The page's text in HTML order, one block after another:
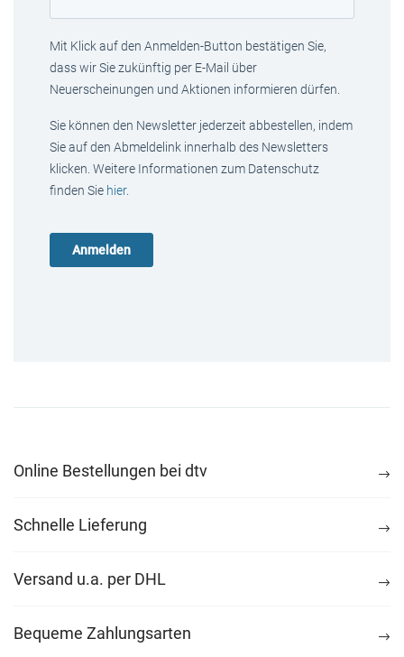
Mit Klick auf den Anmelden-Button bestätigen Sie,
dass wir Sie zukünftig per E-Mail über
Neuerscheinungen und Aktionen informieren dürfen.
Sie können den Newsletter jederzeit abbestellen, indem
Sie auf den Abmeldelink innerhalb des Newsletters
klicken. Weitere Informationen zum Datenschutz
finden Sie hier.
Online Bestellungen bei dtv
Schnelle Lieferung
Versand u.a. per DHL
Bequeme Zahlungsarten